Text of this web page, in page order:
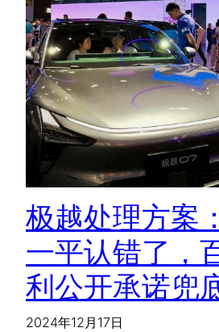
极越处理方案
一平认错了，
利公开承诺兜
2024年12月17日